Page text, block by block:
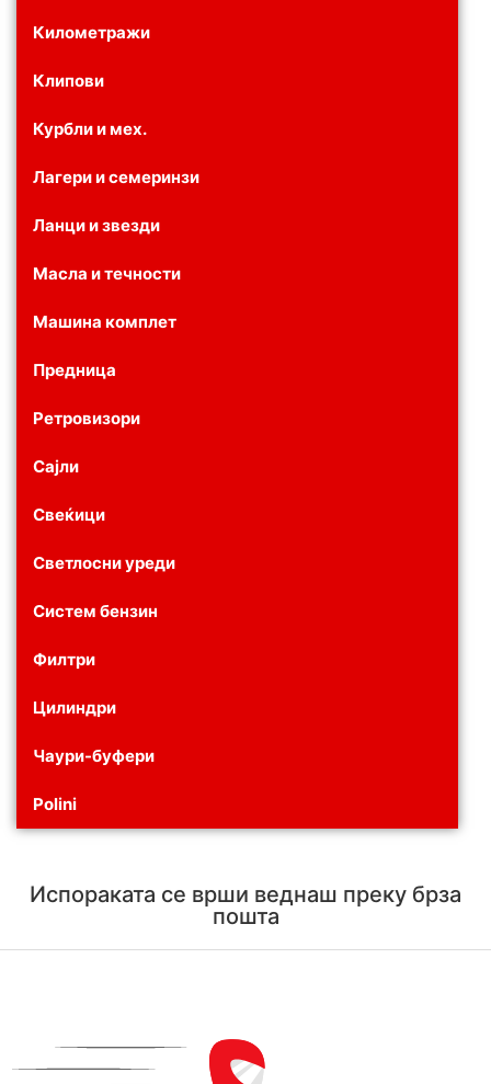
Километражи
Клипови
Курбли и мех.
Лагери и семеринзи
Ланци и звезди
Масла и течности
Машина комплет
Предница
Ретровизори
Сајли
Свеќици
Светлосни уреди
Систем бензин
Филтри
Цилиндри
Чаури-буфери
Polini
Испораката се врши веднаш преку брза
пошта